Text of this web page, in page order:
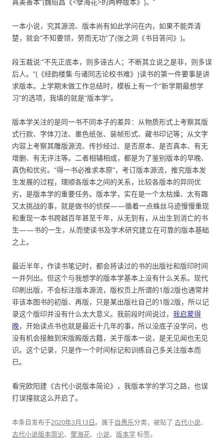
一本小说，究其源流、版本尚有如此学问在内，如果不能弄清
楚，就会“不知要领，劳而无功”了(张之洞《书目答问》)。
段玉裁说:“不先正底本，则多诬古人；不断其立说之是非，则多误
后人。”(《经韵楼集·与诸同志论校书难》)读书的第一件要事是讲
求版本。上学期末做工作总结时，模板上有一个“新学期最想学
习”的选项，我填的就是“版本学”。
版本学关注的是同一书不同本子的差异：从物质形式上考察其版
式行款、字体刀法、墨色纸张、装帧形式、藏书印记等；从文字
内容上考察其雕版源流、传抄经过、是否原本、是否真本、有无
增删、有无评注等。二者相辅相成，都是为了鉴别版本的早晚、
真伪和优劣。“得一书必推求本原”，考订版本源流，推究版本发
生发展的过程，理顺各版本之间的关系，比较各版本的异同优
劣，是版本学的重要任务。版本学，实在是一个太枯燥、太有趣
又太挑战的事，就是做书的侦探——循着一点蛛丝马迹慢慢重现
和重现一本书跨越百年甚至千年，从无到有，从出生到消亡的书
生——书的一生，从而使读书及学术研究建立在可靠的版本基础
之上。
最近半年，作读书笔记时，都会将读过的书的出版社和版印时间
一并列出。但这个与我想学的版本学基本上没有什么关系。现代
印刷出版，不会标注版本源流，版权页上所谓的1版2版也通常并
非该本图书的初版、再版，只是某出版社自己的1版2版，所以记
录这个版印并没有什么太大意义。我前段时间说过， 我启蒙得
晚，开始读点书也就是最近十几年的事，所以没底子没学问，也
没有机会接触到宋版殿版古籍，关于版本一说，是无见闻也无见
识。这个记录，只是作一个时间标记和训练自己多关注版本而
已。
看完欧阳建《古代小说版本简论》，我版本学的学习之路，也误
打误撞就这么开启了。
本条目发布于2020年3月13日。属于自愚乐分类，被贴了 古代小说、
古代小说版本简论、 孽海花、 小说、 版本学标签。